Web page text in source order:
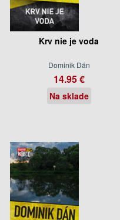
Krv nie je voda
Dominik Dán
14.95 €
Na sklade